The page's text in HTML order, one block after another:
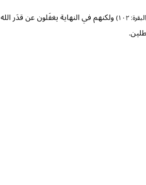
١٠٢)
ولكنهم في النهاية يغفَلون عن قدَر